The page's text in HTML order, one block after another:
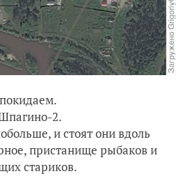
2.
и стоят они вдоль
пристанище рыбаков и
стариков.